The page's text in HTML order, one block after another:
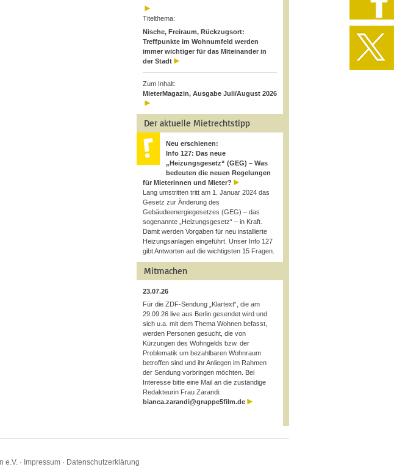
Titelthema:
Nische, Freiraum, Rückzugsort:
Treffpunkte im Wohnumfeld werden
immer wichtiger für das Miteinander in
der Stadt
Zum Inhalt:
MieterMagazin, Ausgabe Juli/August 2026
Der aktuelle Mietrechtstipp
Neu erschienen:
Info 127: Das neue
„Heizungsgesetz“ (GEG) – Was
bedeuten die neuen Regelungen
für Mieterinnen und Mieter?
Lang umstritten tritt am 1. Januar 2024 das
Gesetz zur Änderung des
Gebäudeenergiegesetzes (GEG) – das
sogenannte „Heizungsgesetz“ – in Kraft.
Damit werden Vorgaben für neu installierte
Heizungsanlagen eingeführt. Unser Info 127
gibt Antworten auf die wichtigsten 15 Fragen.
Mitmachen
23.07.26
Für die ZDF-Sendung „Klartext“, die am
29.09.26 live aus Berlin gesendet wird und
sich u.a. mit dem Thema Wohnen befasst,
werden Personen gesucht, die von
Kürzungen des Wohngelds bzw. der
Problematik um bezahlbaren Wohnraum
betroffen sind und ihr Anliegen im Rahmen
der Sendung vorbringen möchten. Bei
Interesse bitte eine Mail an die zuständige
Redakteurin Frau Zarandi:
bianca.zarandi@gruppe5film.de
e.V. · Impressum · Datenschutzerklärung